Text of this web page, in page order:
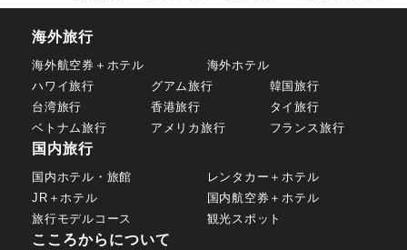
海外旅行
海外航空券＋ホテル
海外ホテル
ハワイ旅行
グアム旅行
韓国旅行
台湾旅行
香港旅行
タイ旅行
ベトナム旅行
アメリカ旅行 フランス旅行
国内旅行
国内ホテル・旅館
レンタカー＋ホテル
JR＋ホテル
国内航空券＋ホテル
旅行モデルコース
観光スポット
こころからについて